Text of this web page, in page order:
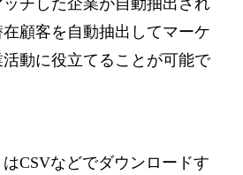
顧客を自動抽出してマーケ
動に役立てることが可能で
CSVなどでダウンロードす